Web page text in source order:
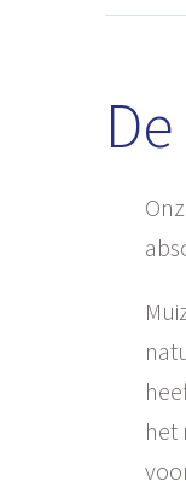
het